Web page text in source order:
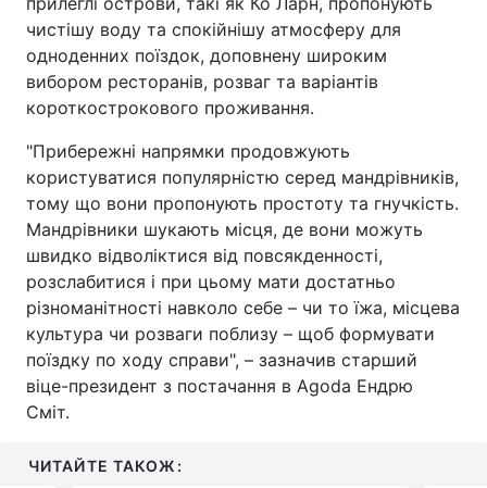
чистішу воду та спокійнішу атмосферу для
одноденних поїздок, доповнену широким
вибором ресторанів, розваг та варіантів
короткострокового проживання.
"Прибережні напрямки продовжують
користуватися популярністю серед мандрівників,
тому що вони пропонують простоту та гнучкість.
Мандрівники шукають місця, де вони можуть
швидко відволіктися від повсякденності,
розслабитися і при цьому мати достатньо
різноманітності навколо себе – чи то їжа, місцева
культура чи розваги поблизу – щоб формувати
поїздку по ходу справи", – зазначив старший
віце-президент з постачання в Agoda Ендрю
Сміт.
ЧИТАЙТЕ ТАКОЖ: